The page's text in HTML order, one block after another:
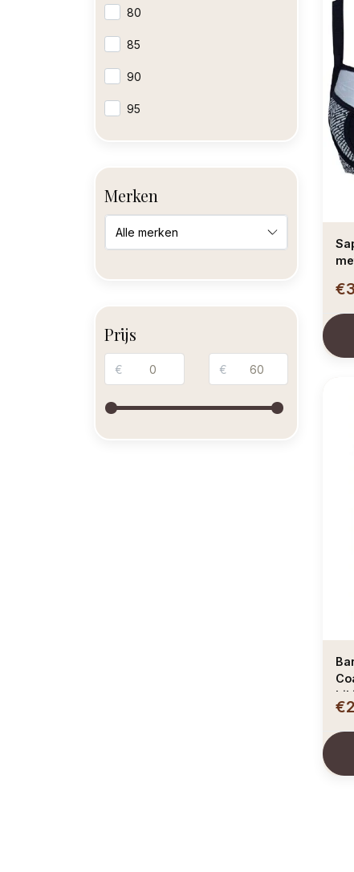
Sapph Phi
80
85
90
95
Merken
Prijs
€ €